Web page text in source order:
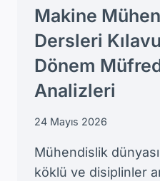
Makine
Dersleri
Dönem
Analizleri
24 Mayıs 2026
Mühendislik
köklü ve disiplinler